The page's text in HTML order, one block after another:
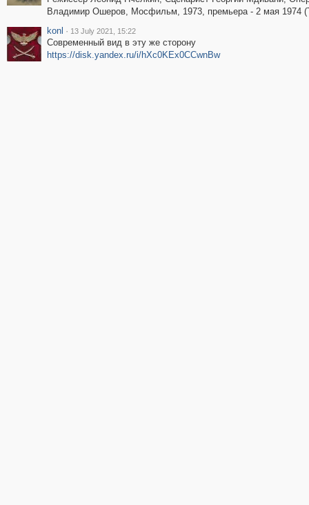
Владимир Ошеров, Мосфильм, 1973, премьера - 2 мая 1974
konl · 13 July 2021, 15:22
Современный вид в эту же сторону
https://disk.yandex.ru/i/hXc0KEx0CCwnBw